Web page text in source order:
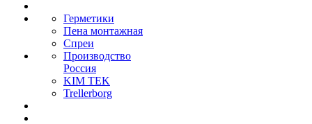
Герметики
Пена монтажная
Спреи
Производство
Россия
KIM TEK
Trellerborg